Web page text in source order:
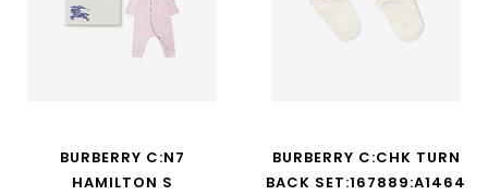
BURBERRY C:N7
HAMILTON S
BURBERRY C:CHK TURN
BACK SET:167889:A1464